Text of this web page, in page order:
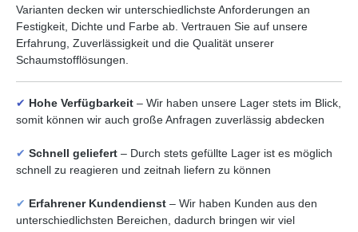
Varianten decken wir unterschiedlichste Anforderungen an
Festigkeit, Dichte und Farbe ab. Vertrauen Sie auf unsere
Erfahrung, Zuverlässigkeit und die Qualität unserer
Schaumstofflösungen.
✔ Hohe Verfügbarkeit – Wir haben unsere Lager stets im Blick,
somit können wir auch große Anfragen zuverlässig abdecken
✔ Schnell geliefert – Durch stets gefüllte Lager ist es möglich
schnell zu reagieren und zeitnah liefern zu können
✔ Erfahrener Kundendienst – Wir haben Kunden aus den
unterschiedlichsten Bereichen, dadurch bringen wir viel